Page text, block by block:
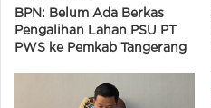
BPN: Belum Ada Berkas
Pengalihan Lahan PSU PT
PWS ke Pemkab Tangerang